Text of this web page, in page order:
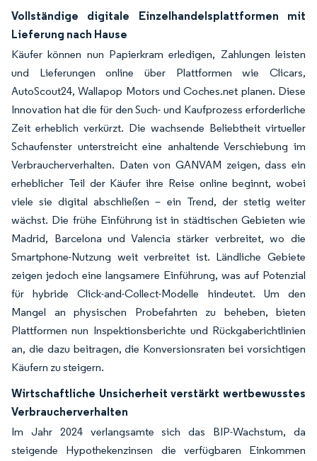
Vollständige digitale Einzelhandelsplattformen mit
Lieferung nach Hause
Käufer können nun Papierkram erledigen, Zahlungen leisten
und Lieferungen online über Plattformen wie Clicars,
AutoScout24, Wallapop Motors und Coches.net planen. Diese
Innovation hat die für den Such- und Kaufprozess erforderliche
Zeit erheblich verkürzt. Die wachsende Beliebtheit virtueller
Schaufenster unterstreicht eine anhaltende Verschiebung im
Verbraucherverhalten. Daten von GANVAM zeigen, dass ein
erheblicher Teil der Käufer ihre Reise online beginnt, wobei
viele sie digital abschließen – ein Trend, der stetig weiter
wächst. Die frühe Einführung ist in städtischen Gebieten wie
Madrid, Barcelona und Valencia stärker verbreitet, wo die
Smartphone-Nutzung weit verbreitet ist. Ländliche Gebiete
zeigen jedoch eine langsamere Einführung, was auf Potenzial
für hybride Click-and-Collect-Modelle hindeutet. Um den
Mangel an physischen Probefahrten zu beheben, bieten
Plattformen nun Inspektionsberichte und Rückgaberichtlinien
an, die dazu beitragen, die Konversionsraten bei vorsichtigen
Käufern zu steigern.
Wirtschaftliche Unsicherheit verstärkt wertbewusstes
Verbraucherverhalten
Im Jahr 2024 verlangsamte sich das BIP-Wachstum, da
steigende Hypothekenzinsen die verfügbaren Einkommen